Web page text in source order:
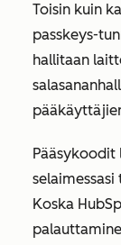
Toisin kuin
passkeys-
hallitaan
Pääsykoodit
selaimessasi
Koska